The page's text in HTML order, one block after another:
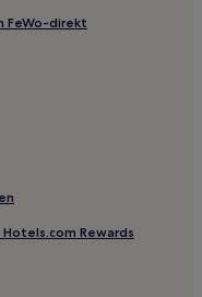
Club
FeWo-direkt
Rewards